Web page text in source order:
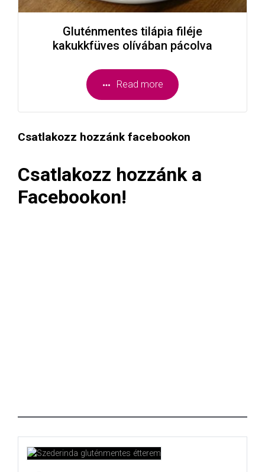
Gluténmentes tilápia filéje
kakukkfüves olívában pácolva
Read more
Csatlakozz hozzánk facebookon
Csatlakozz hozzánk a
Facebookon!